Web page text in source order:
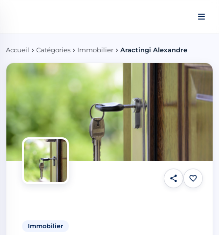
Accueil Catégories Immobilier Aractingi Alexandre
Immobilier